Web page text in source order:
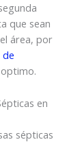
que sean
área, por
de
en
sépticas